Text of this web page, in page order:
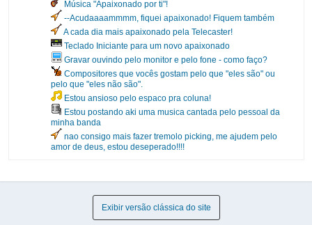
Música "Apaixonado por ti"!
--Acudaaaammmm, fiquei apaixonado! Fiquem também
A cada dia mais apaixonado pela Telecaster!
Teclado Iniciante para um novo apaixonado
Gravar ouvindo pelo monitor e pelo fone - como faço?
Compositores que vocês gostam pelo que "eles são" ou
pelo que "eles não são".
Estou ansioso pelo espaco pra coluna!
Estou postando aki uma musica cantada pelo pessoal da
minha banda
nao consigo mais fazer tremolo picking, me ajudem pelo
amor de deus, estou deseperado!!!!
Exibir versão clássica do site